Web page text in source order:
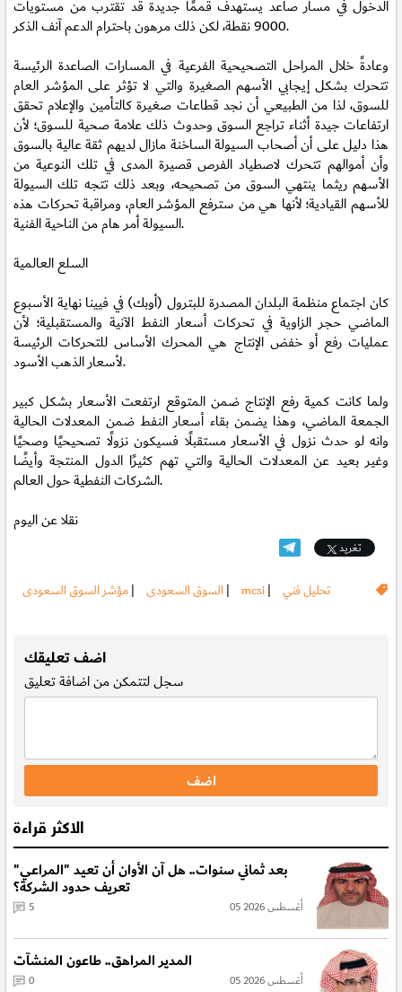
الدخول في مسار صاعد يستهدف قممًا جديدة قد تقترب من مستويات
9000 نقطة، لكن ذلك مرهون باحترام الدعم آنف الذكر.
وعادةً خلال المراحل التصحيحية الفرعية في المسارات الصاعدة الرئيسة
تتحرك بشكل إيجابي الأسهم الصغيرة والتي لا تؤثر على المؤشر العام
للسوق، لذا من الطبيعي أن نجد قطاعات صغيرة كالتأمين والإعلام تحقق
ارتفاعات جيدة أثناء تراجع السوق وحدوث ذلك علامة صحية للسوق؛ لأن
هذا دليل على أن أصحاب السيولة الساخنة مازال لديهم ثقة عالية بالسوق
وأن أموالهم تتحرك لاصطياد الفرص قصيرة المدى في تلك النوعية من
الأسهم ريثما ينتهي السوق من تصحيحه، وبعد ذلك تتجه تلك السيولة
للأسهم القيادية؛ لأنها هي من سترفع المؤشر العام، ومراقبة تحركات هذه
السيولة أمر هام من الناحية الفنية.
السلع العالمية
كان اجتماع منظمة البلدان المصدرة للبترول (أوبك) في فيينا نهاية الأسبوع
الماضي حجر الزاوية في تحركات أسعار النفط الآنية والمستقبلية؛ لأن
عمليات رفع أو خفض الإنتاج هي المحرك الأساس للتحركات الرئيسة
لأسعار الذهب الأسود.
ولما كانت كمية رفع الإنتاج ضمن المتوقع ارتفعت الأسعار بشكل كبير
الجمعة الماضي، وهذا يضمن بقاء أسعار النفط ضمن المعدلات الحالية
وانه لو حدث نزول في الأسعار مستقبلًا فسيكون نزولًا تصحيحيًا وصحيًا
وغير بعيد عن المعدلات الحالية والتي تهم كثيرًا الدول المنتجة وأيضًا
الشركات النفطية حول العالم.
نقلا عن اليوم
تغريد
السوق السعودى |مؤشر السوق السعودى | mcsi| تحليل فني
اضف تعليقك
سجللتتمكن من اضافة تعليق
الاكثر قراءة
بعد ثماني سنوات.. هل آن الأوان أن تعيد "المراعي"
تعريف حدود الشركة؟
05 أغسطس 2026 5
المدير المراهق.. طاعون المنشآت
05 أغسطس 2026 0